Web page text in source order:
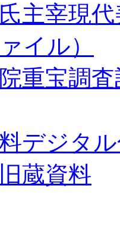
主宰現
イル）
重宝調
デジタ
蔵資料